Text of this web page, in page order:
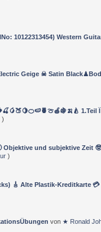
10122313454) Western
Geige ☠ Satin
1.Teil
)
Objektive und subjektive Zeit
)
🎸 Alte Plastik-Kreditkarte
von ★ Ronald